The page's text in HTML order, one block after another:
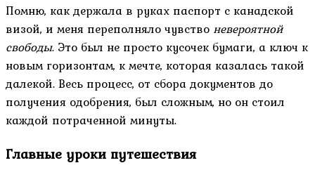
Помню, как держала в руках паспорт с канадской
визой, и меня переполняло чувство невероятной
свободы. Это был не просто кусочек бумаги, а ключ к
новым горизонтам, к мечте, которая казалась такой
далекой. Весь процесс, от сбора документов до
получения одобрения, был сложным, но он стоил
каждой потраченной минуты.
Главные уроки путешествия